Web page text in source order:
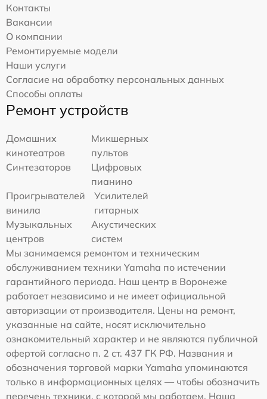
Контакты
Вакансии
О компании
Ремонтируемые модели
Наши услуги
Согласие на обработку персональных данных
Способы оплаты
Ремонт устройств
Домашних
кинотеатров
Микшерных
пультов
Синтезаторов
Цифровых
пианино
Проигрывателей
винила
Усилителей
гитарных
Музыкальных
центров
Акустических
систем
Мы занимаемся ремонтом и техническим
обслуживанием техники Yamaha по истечении
гарантийного периода. Наш центр в Воронеже
работает независимо и не имеет официальной
авторизации от производителя. Цены на ремонт,
указанные на сайте, носят исключительно
ознакомительный характер и не являются публичной
офертой согласно п. 2 ст. 437 ГК РФ. Названия и
обозначения торговой марки Yamaha упоминаются
только в информационных целях — чтобы обозначить
перечень техники, с которой мы работаем. Наша